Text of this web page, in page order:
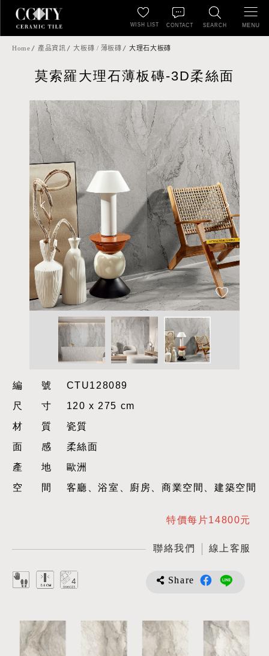
SEARCH
WISH LIST CONTACT MENU
Home 產品資訊 大板磚 / 薄板磚 大理石大板磚
莫索羅大理石薄板磚-3D柔絲面
編號CTU128089
尺寸120 x 275 cm
材質瓷質
面感柔絲面
產地歐洲
空間客廳、浴室、廚房、商業空間、建築空間
特價每片14800元
聯絡我們 線上客服
Share